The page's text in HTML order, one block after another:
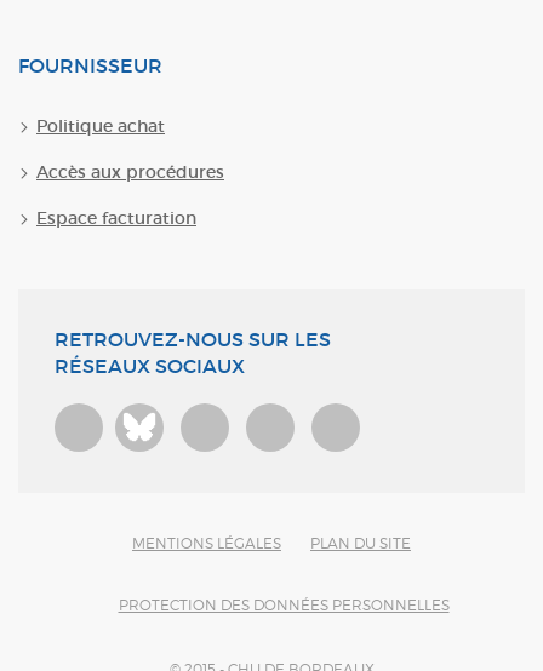
FOURNISSEUR
Politique achat
Accès aux procédures
Espace facturation
RETROUVEZ-NOUS SUR LES
RÉSEAUX SOCIAUX
Bluesky
MENTIONS LÉGALES PLAN DU SITE
PROTECTION DES DONNÉES PERSONNELLES